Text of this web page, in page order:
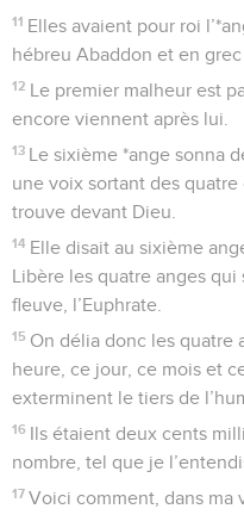
11 Elles avaient pour roi
hébreu Abaddon et en grec
12 Le premier malheur est
encore viennent après lui.
13 Le sixième *ange sonna
une voix sortant des quatre
trouve devant Dieu.
14 Elle disait au sixième
Libère les quatre anges
fleuve, l’Euphrate.
15 On délia donc les quatre
heure, ce jour, ce mois et
exterminent le tiers de
16 Ils étaient deux cents
nombre, tel que je
17 Voici comment, dans ma